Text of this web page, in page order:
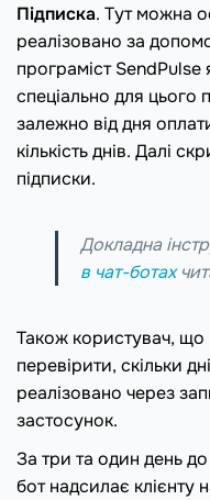
Підписка. Тут можна
реалізовано за
програміст
спеціально для цього
залежно від дня
кількість днів. Далі
підписки.
Докладна
в чат-ботах
Також користувач, що
перевірити, скільки
реалізовано через
застосунок.
За три та один день до
бот надсилає клієнту